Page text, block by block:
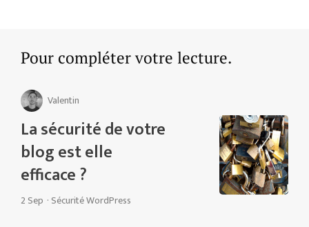
Pour compléter votre lecture.
Valentin
La sécurité de votre
blog est elle
efficace ?
2 Sep · Sécurité WordPress